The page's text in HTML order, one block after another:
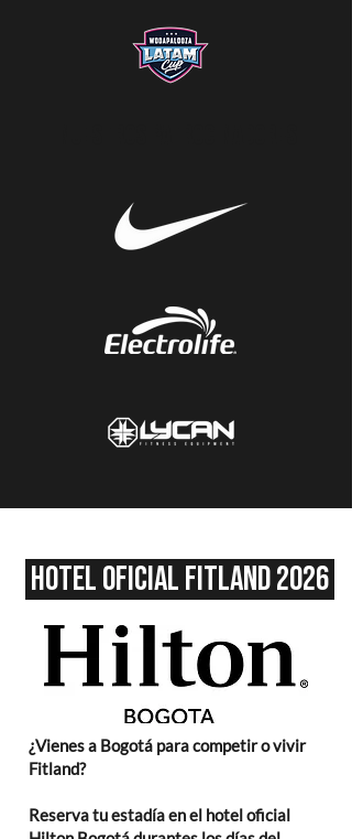
hotel oficial fitland 2026
¿Vienes a Bogotá para competir o vivir
Fitland?
Reserva tu estadía en el hotel oficial